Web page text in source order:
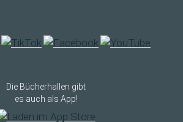
Die Bücherhallen gibt
es auch als App!